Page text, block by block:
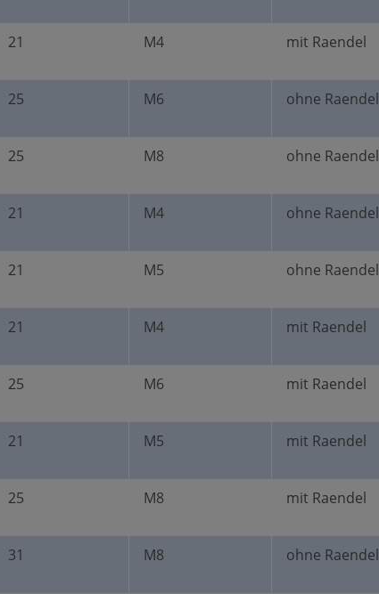
21 M4 mit Raendel
25 M6 ohne Raendel
25 M8 ohne Raendel
21 M4 ohne Raendel
21 M5 ohne Raendel
21 M4 mit Raendel
25 M6 mit Raendel
21 M5 mit Raendel
25 M8 mit Raendel
31 M8 ohne Raendel